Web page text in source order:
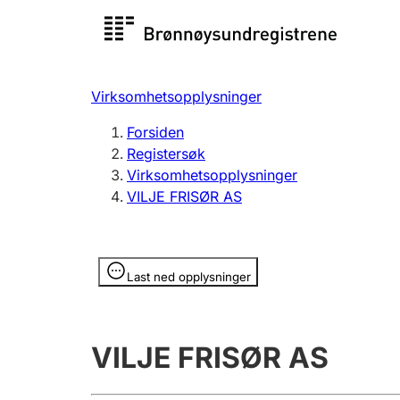
Registersøk
Registrere, endre, slette
Virksomhetsopplysninger
Forsiden
Registersøk
Virksomhetsopplysninger
VILJE FRISØR AS
Last ned opplysninger
Opplysninger er skjult
VILJE FRISØR AS